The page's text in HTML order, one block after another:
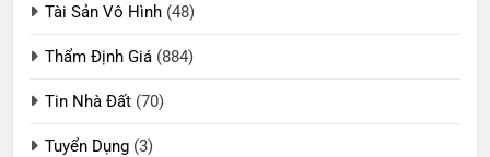
Tài Sản Vô Hình (48)
Thẩm Định Giá (884)
Tin Nhà Đất (70)
Tuyển Dụng (3)